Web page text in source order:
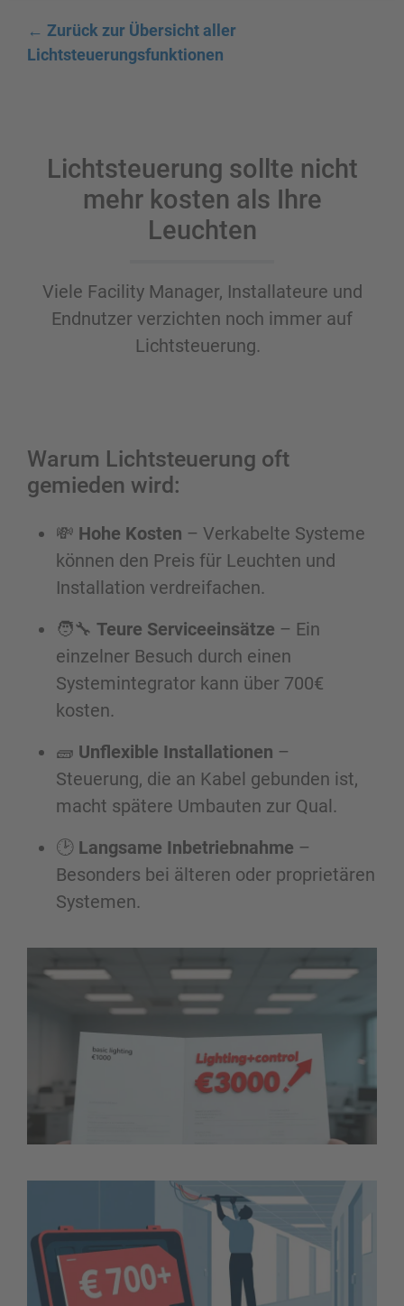
← Zurück zur Übersicht aller
Lichtsteuerungsfunktionen
Lichtsteuerung sollte nicht
mehr kosten als Ihre
Leuchten
Viele Facility Manager, Installateure und
Endnutzer verzichten noch immer auf
Lichtsteuerung.
Warum Lichtsteuerung oft
gemieden wird:
💸 Hohe Kosten – Verkabelte Systeme
können den Preis für Leuchten und
Installation verdreifachen.
🧑‍🔧 Teure Serviceeinsätze – Ein
einzelner Besuch durch einen
Systemintegrator kann über 700€
kosten.
🧱 Unflexible Installationen –
Steuerung, die an Kabel gebunden ist,
macht spätere Umbauten zur Qual.
🕑 Langsame Inbetriebnahme –
Besonders bei älteren oder proprietären
Systemen.